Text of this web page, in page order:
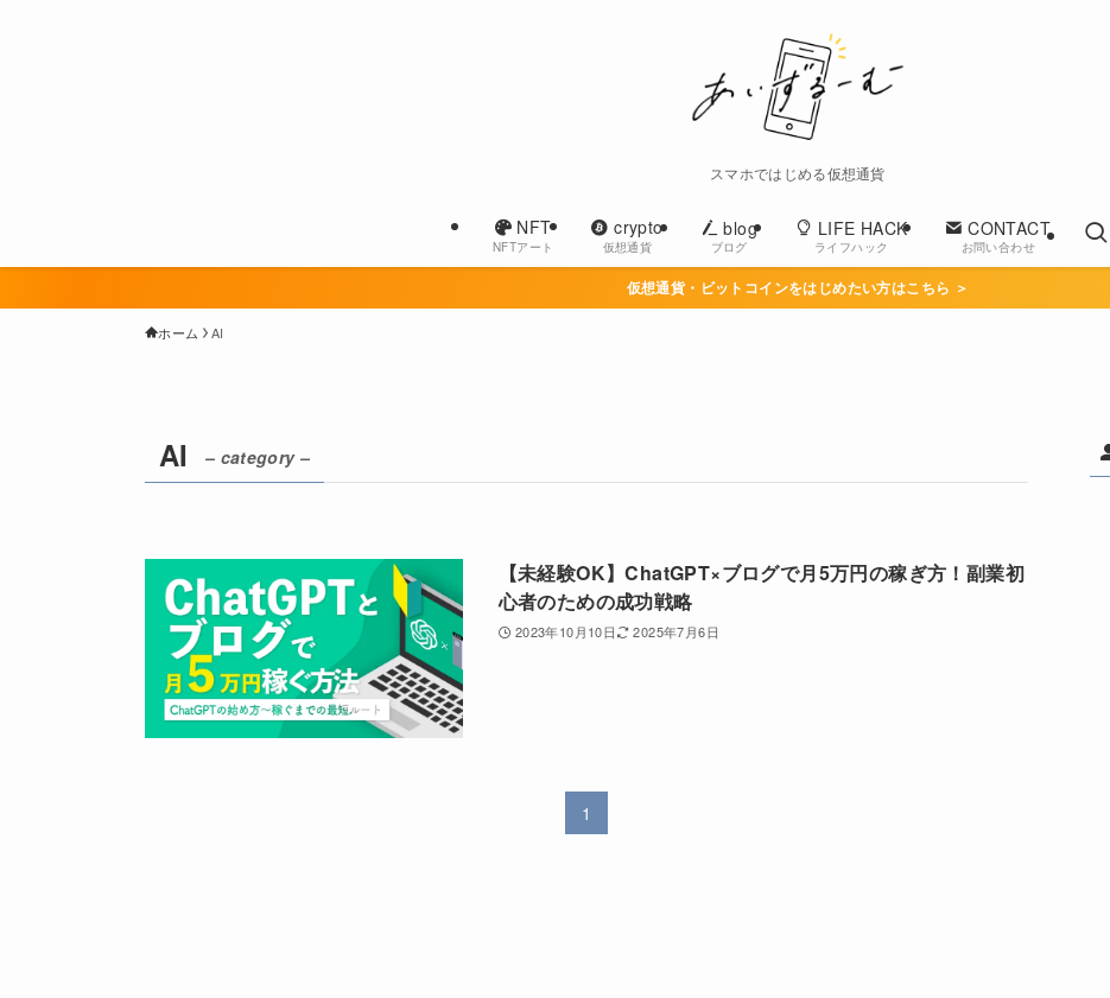
スマホではじめる仮想通貨
NFT
NFTアート
crypto
仮想通貨
blog
ブログ
LIFE HACK
ライフハック
CONTACT
お問い合わせ
仮想通貨・ビットコインをはじめたい方はこちら ＞
ホーム AI
AI – category –
【未経験OK】ChatGPT×ブログで月5万円の稼ぎ方！副業初
心者のための成功戦略
2023年10月10日 2025年7月6日
1